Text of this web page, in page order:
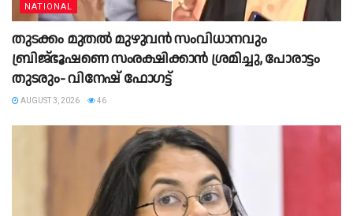
NATIONAL
തുടക്കം മുതൽ മുഴുവൻ സംവിധാനവും
ബ്രിജ്ഭൂഷണെ സംരക്ഷിക്കാൻ ശ്രമിച്ചു, പോരാട്ടം
തുടരും- വിനേഷ് ഫോഗട്ട്
AUGUST 3, 2026 46